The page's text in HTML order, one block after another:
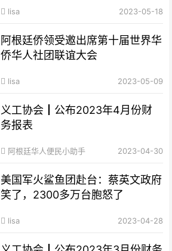
lisa 2023-05-18
阿根廷侨领受邀出席第十届世界华
侨华人社团联谊大会
lisa 2023-05-09
义工协会┃公布2023年4月份财
务报表
阿根廷华人便民小助手 2023-04-30
美国军火鲨鱼团赴台：蔡英文政府
笑了，2300多万台胞怒了
lisa 2023-04-28